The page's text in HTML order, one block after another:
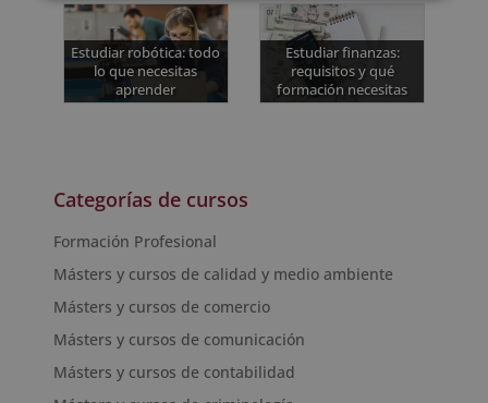
Estudiar robótica: todo
lo que necesitas
aprender
Estudiar finanzas:
requisitos y qué
formación necesitas
Categorías de cursos
Formación Profesional
Másters y cursos de calidad y medio ambiente
Másters y cursos de comercio
Másters y cursos de comunicación
Másters y cursos de contabilidad